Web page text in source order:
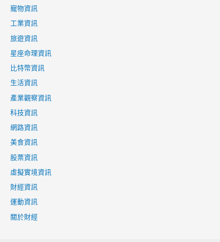
寵物資訊
工業資訊
旅遊資訊
星座命理資訊
比特幣資訊
生活資訊
產業觀察資訊
科技資訊
網路資訊
美食資訊
股票資訊
虛擬實境資訊
財經資訊
運動資訊
關於財經